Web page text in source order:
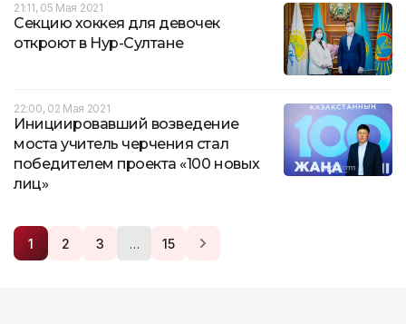
21:11, 05 Мая 2021
Секцию хоккея для девочек
откроют в Нур-Султане
22:00, 02 Мая 2021
Инициировавший возведение
моста учитель черчения стал
победителем проекта «100 новых
лиц»
1 2 3 … 15